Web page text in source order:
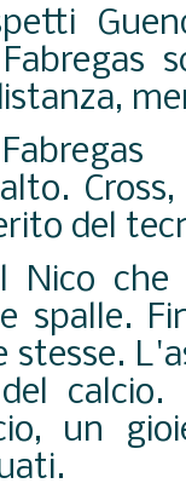
del
Nico
spalle.
stesse.
calcio.
un